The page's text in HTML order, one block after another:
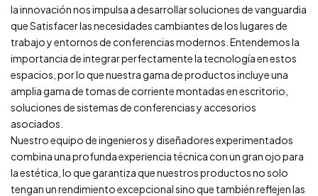
la innovación nos impulsa a desarrollar soluciones de vanguardia
que Satisfacer las necesidades cambiantes de los lugares de
trabajo y entornos de conferencias modernos. Entendemos la
importancia de integrar perfectamente la tecnología en estos
espacios, por lo que nuestra gama de productos incluye una
amplia gama de tomas de corriente montadas en escritorio,
soluciones de sistemas de conferencias y accesorios
asociados.
Nuestro equipo de ingenieros y diseñadores experimentados
combina una profunda experiencia técnica con un gran ojo para
la estética, lo que garantiza que nuestros productos no solo
tengan un rendimiento excepcional sino que también reflejen las